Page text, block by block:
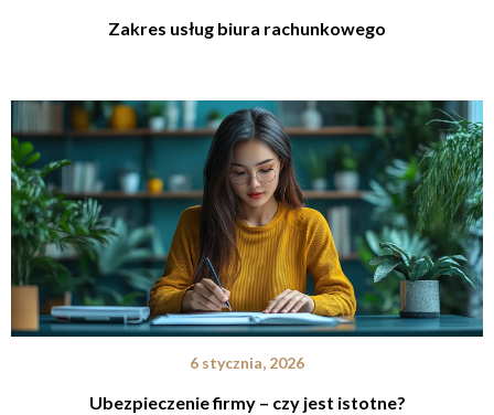
Zakres usług biura rachunkowego
6 stycznia, 2026
Ubezpieczenie firmy – czy jest istotne?